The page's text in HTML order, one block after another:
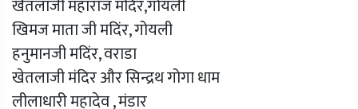
खैतलाजी महाराज मदिंर,गोयली
खिमज माता जी मदिंर, गोयली
हनुमानजी मदिंर, वराडा
खेतलाजी मंदिर और सिन्द्रथ गोगा धाम
लीलाधारी महादेव , मंडार